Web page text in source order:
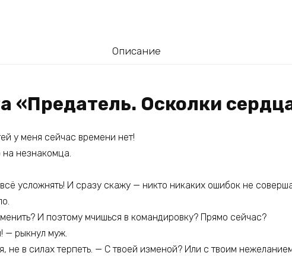
Описание
«Предатель. Осколки
у меня сейчас времени нет!
незнакомца.
усложнять! И сразу скажу — никто никаких ошибок не
И поэтому мчишься в командировку? Прямо сейчас?
— рыкнул муж.
не в силах терпеть. — С твоей изменой? Или с твоим